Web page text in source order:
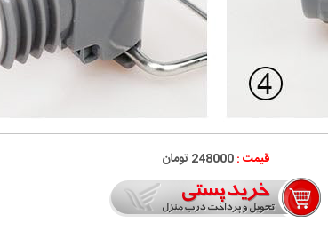
قیمت :248000 تومان